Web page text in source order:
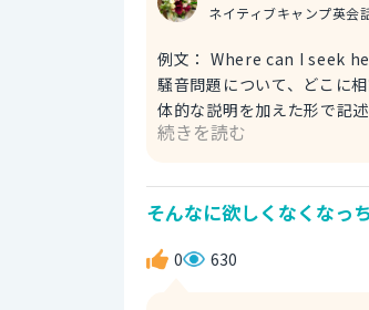
ネイティブキャンプ英会
例文： Where can I seek
騒音問題について、どこに相談すればよいですか？） 背景
体的な説明を加えた形で
の騒音問題」という意味ですね。 以下のような表現もできます。 例文： Where should I
プルに直訳した表現とし
続きを読む
そんなに欲しくなくなっ
0 630